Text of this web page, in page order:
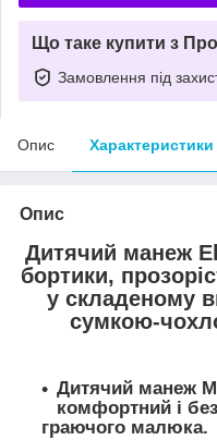
Що таке купити з
Замовлення під
Опис Характеристики
Опис
Дитячий манеж
бортики,
у складеному
сумкою-
Дитячий манеж
комфортний і
граючого малюка.